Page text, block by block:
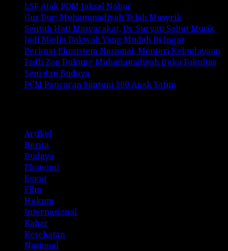
LSF Ajak PDM Jaksel Nobar
Gus Dur: Muhammadiyah Telah Musyrik
Sentuh Hati Masyarakat, Dr. Suryati Sebut Musik
Jadi Media Dakwah Yang Mudah Di Ingat
Perkuat Ekosistem Nasional, Menteri Kebudayaan
Fadli Zon Dukung Muhammadiyah Buka Fakultas
Seni dan Budaya
PCM Pancoran Santuni 100 Anak Yatim
Artikel
Berita
Budaya
Ekonomi
Event
Film
Hukum
Internasional
Kabar
Kesehatan
Nasional